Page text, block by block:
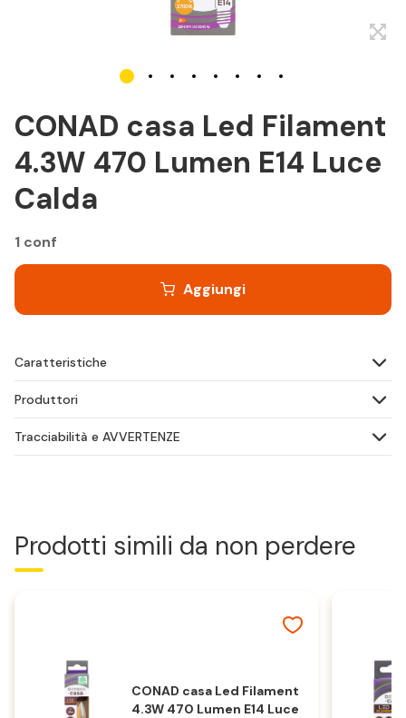
CONAD casa Led Filament
4.3W 470 Lumen E14 Luce
Calda
1 conf
Aggiungi
Caratteristiche
Produttori
Tracciabilità e AVVERTENZE
Prodotti simili da non perdere
CONAD casa Led Filament
4.3W 470 Lumen E14 Luce